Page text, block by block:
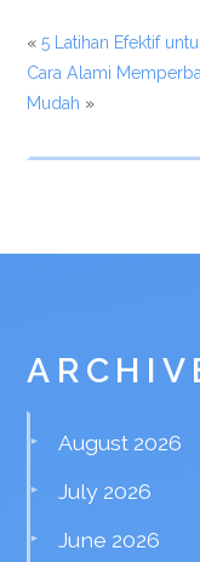
«5 Latihan Efektif
Cara Alami
Mudah »
August 2026
July 2026
June 2026